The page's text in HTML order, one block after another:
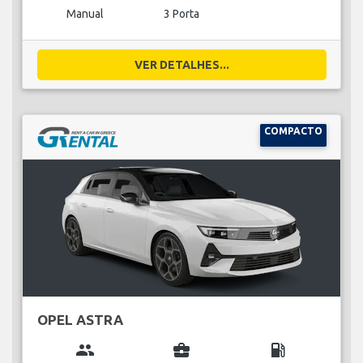
Manual 3 Porta
VER DETALHES...
COMPACTO
OPEL ASTRA
group business_center local_gas_station